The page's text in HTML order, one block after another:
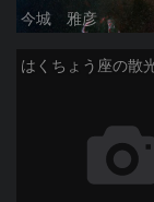
今城 雅彦